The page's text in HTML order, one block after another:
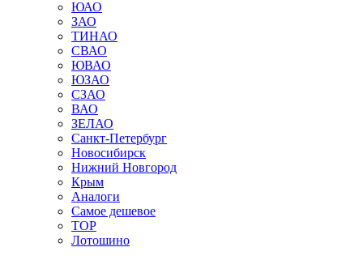
ЮАО
ЗАО
ТИНАО
СВАО
ЮВАО
ЮЗАО
СЗАО
ВАО
ЗЕЛАО
Санкт-Петербург
Новосибирск
Нижний Новгород
Крым
Аналоги
Самое дешевое
TOP
Лотошино